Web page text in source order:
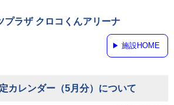
プラザ クロコくんアリーナ
施設HOME
カレンダー（5月分）について